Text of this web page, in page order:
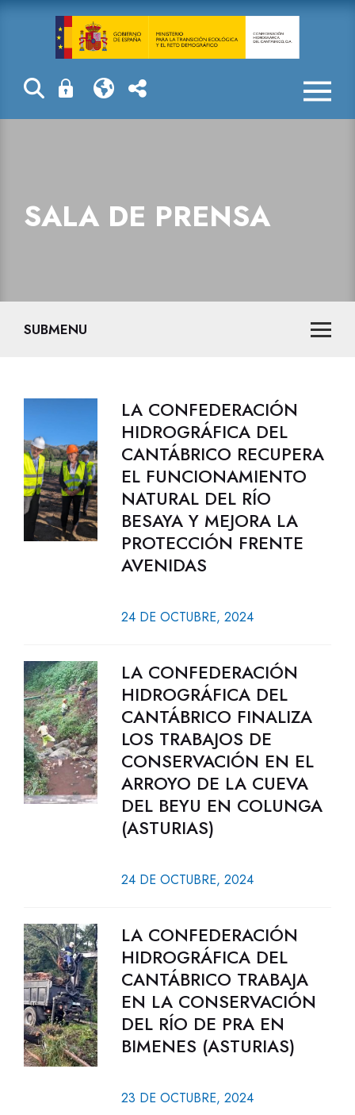
Sala de prensa
SALA DE PRENSA
SUBMENU
LA CONFEDERACIÓN
HIDROGRÁFICA DEL
CANTÁBRICO RECUPERA
EL FUNCIONAMIENTO
NATURAL DEL RÍO
BESAYA Y MEJORA LA
PROTECCIÓN FRENTE
AVENIDAS
24 DE OCTUBRE, 2024
LA CONFEDERACIÓN
HIDROGRÁFICA DEL
CANTÁBRICO FINALIZA
LOS TRABAJOS DE
CONSERVACIÓN EN EL
ARROYO DE LA CUEVA
DEL BEYU EN COLUNGA
(ASTURIAS)
24 DE OCTUBRE, 2024
LA CONFEDERACIÓN
HIDROGRÁFICA DEL
CANTÁBRICO TRABAJA
EN LA CONSERVACIÓN
DEL RÍO DE PRA EN
BIMENES (ASTURIAS)
23 DE OCTUBRE, 2024